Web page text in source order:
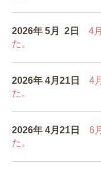
2026年 5月 2 日 4
た。
2026年 4月21 日 4
た。
2026年 4月21 日 6月
た。